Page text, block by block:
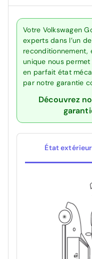
Votre Volkswagen
experts dans l’un
reconditionnement,
unique nous
en parfait état
par notre garantie
Découvrez
État extérieur